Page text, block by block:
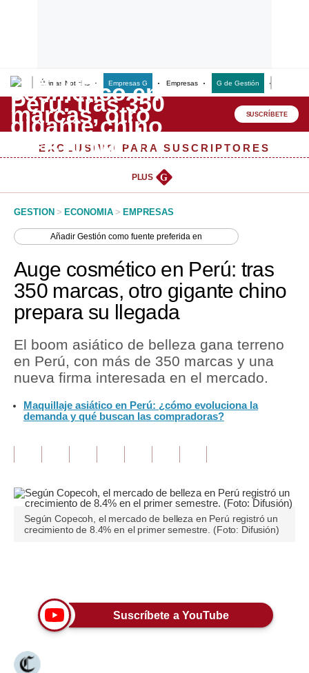
Últimas Noticias Empresas G Empresas G de Gestión
Lo último
Peru Quiosco
Management & Empleo
Perú
Política
Finanzas Personales
Plus G
Opinión
Pregunta de hoy
Blogs
Viajes
Estilos
SUSCRÍBETE
EXCLUSIVO PARA SUSCRIPTORES
PLUS G
GESTION > ECONOMIA > EMPRESAS
AñadirGestión como fuente preferida en
Auge cosmético en Perú: tras
350 marcas, otro gigante chino
prepara su llegada
El boom asiático de belleza gana terreno
en Perú, con más de 350 marcas y una
nueva firma interesada en el mercado.
Maquillaje asiático en Perú: ¿cómo evoluciona la
demanda y qué buscan las compradoras?
Según Copecoh, el mercado de belleza en Perú registró un
crecimiento de 8.4% en el primer semestre. (Foto: Difusión)
Suscríbete a YouTube